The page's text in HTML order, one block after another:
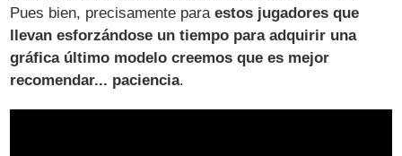
Pues bien, precisamente paraestos jugadores que
llevan esforzándose un tiempo para adquirir una
gráfica último modelo creemos que es mejor
recomendar... paciencia.